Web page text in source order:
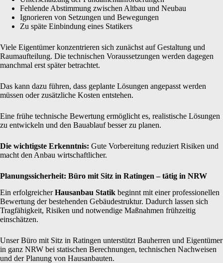
Fehlende Abstimmung zwischen Altbau und Neubau
Ignorieren von Setzungen und Bewegungen
Zu späte Einbindung eines Statikers
Viele Eigentümer konzentrieren sich zunächst auf Gestaltung und
Raumaufteilung. Die technischen Voraussetzungen werden dagegen
manchmal erst später betrachtet.
Das kann dazu führen, dass geplante Lösungen angepasst werden
müssen oder zusätzliche Kosten entstehen.
Eine frühe technische Bewertung ermöglicht es, realistische Lösungen
zu entwickeln und den Bauablauf besser zu planen.
Die wichtigste Erkenntnis: Gute Vorbereitung reduziert Risiken und
macht den Anbau wirtschaftlicher.
Planungssicherheit: Büro mit Sitz in Ratingen – tätig in NRW
Ein erfolgreicherHausanbau Statik beginnt mit einer professionellen
Bewertung der bestehenden Gebäudestruktur. Dadurch lassen sich
Tragfähigkeit, Risiken und notwendige Maßnahmen frühzeitig
einschätzen.
Unser Büro mit Sitz in Ratingen unterstützt Bauherren und Eigentümer
in ganz NRW bei statischen Berechnungen, technischen Nachweisen
und der Planung von Hausanbauten.